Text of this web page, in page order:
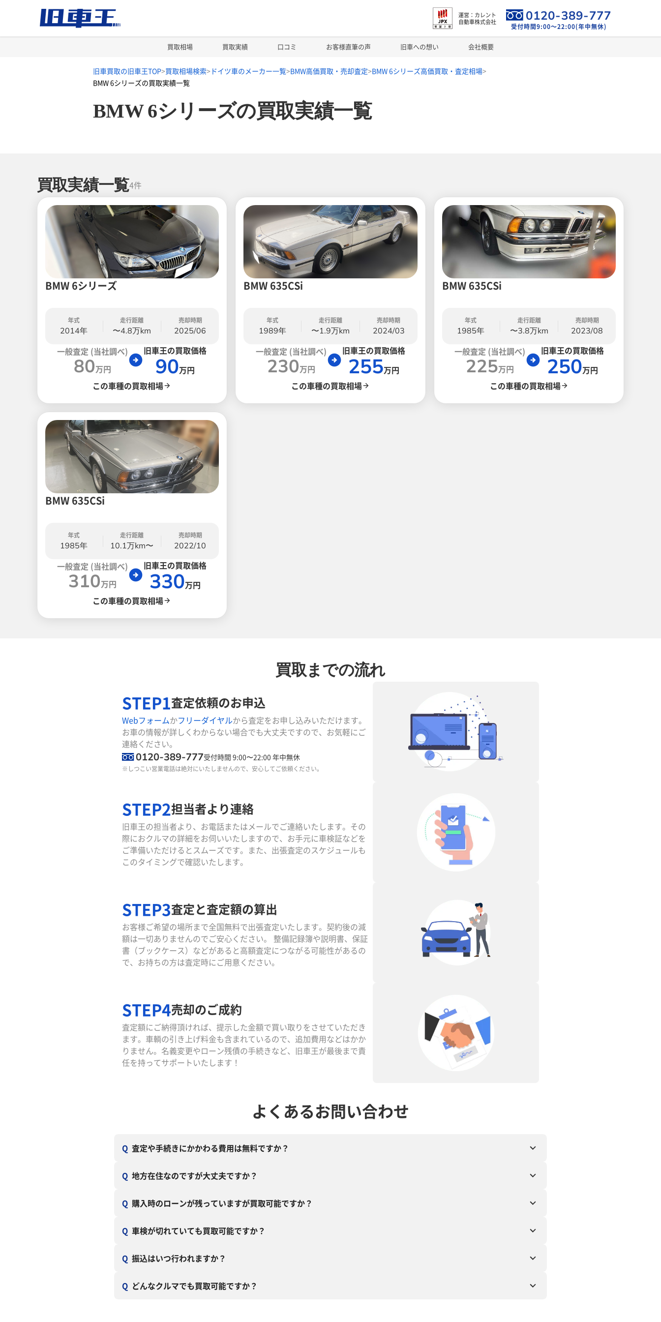
運営：カレント
自動車株式会社
0120-389-777
受付時間9:00～22:00(年中無休)
買取相場 買取実績 口コミ お客様直筆の声 旧車への想い 会社概要
旧車買取の旧車王TOP 買取相場検索 ドイツ車のメーカー一覧 BMW高価買取・売却査定 BMW 6シリーズ高価買取・査定相場
BMW 6シリーズの買取実績一覧
BMW 6シリーズの買取実績一覧
買取実績一覧4件
BMW 6シリーズ
年式
2014年
走行距離
〜4.8万km
売却時期
2025/06
一般査定 (当社調べ)
80万円
旧車王の買取価格
90万円
この車種の買取相場
BMW 635CSi
年式
1989年
走行距離
〜1.9万km
売却時期
2024/03
一般査定 (当社調べ)
230万円
旧車王の買取価格
255万円
この車種の買取相場
BMW 635CSi
年式
1985年
走行距離
〜3.8万km
売却時期
2023/08
一般査定 (当社調べ)
225万円
旧車王の買取価格
250万円
この車種の買取相場
BMW 635CSi
年式
1985年
走行距離
10.1万km〜
売却時期
2022/10
一般査定 (当社調べ)
310万円
旧車王の買取価格
330万円
この車種の買取相場
買取までの流れ
STEP1査定依頼のお申込
Webフォームかフリーダイヤルから査定をお申し込みいただけます。
お車の情報が詳しくわからない場合でも大丈夫ですので、お気軽にご
連絡ください。
0120-389-777受付時間 9:00〜22:00 年中無休
※しつこい営業電話は絶対にいたしませんので、安心してご依頼ください。
STEP2担当者より連絡
旧車王の担当者より、お電話またはメールでご連絡いたします。その
際におクルマの詳細をお伺いいたしますので、お手元に車検証などを
ご準備いただけるとスムーズです。また、出張査定のスケジュールも
このタイミングで確認いたします。
STEP3査定と査定額の算出
お客様ご希望の場所まで全国無料で出張査定いたします。契約後の減
額は一切ありませんのでご安心ください。 整備記録簿や説明書、保証
書（ブックケース）などがあると高額査定につながる可能性があるの
で、お持ちの方は査定時にご用意ください。
STEP4売却のご成約
査定額にご納得頂ければ、提示した金額で買い取りをさせていただき
ます。車輌の引き上げ料金も含まれているので、追加費用などはかか
りません。名義変更やローン残債の手続きなど、旧車王が最後まで責
任を持ってサポートいたします！
よくあるお問い合わせ
Q 査定や手続きにかかわる費用は無料ですか？
Q 地方在住なのですが大丈夫ですか？
Q 購入時のローンが残っていますが買取可能ですか？
Q 車検が切れていても買取可能ですか？
Q 振込はいつ行われますか？
Q どんなクルマでも買取可能ですか？